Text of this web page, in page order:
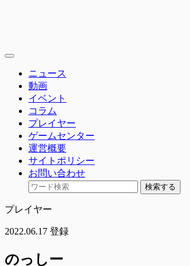
toggle
ニュース
動画
イベント
コラム
プレイヤー
ゲームセンター
運営概要
サイトポリシー
お問い合わせ
検索する
プレイヤー
2022.06.17 登録
のっしー